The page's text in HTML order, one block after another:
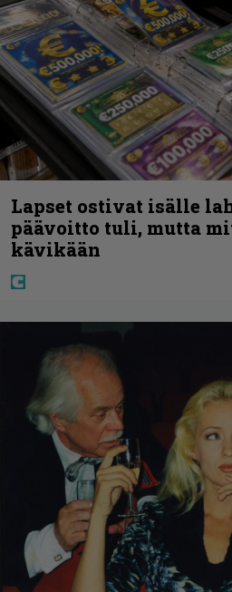
Lapset ostivat isälle
päävoitto tuli, mutta
kävikään